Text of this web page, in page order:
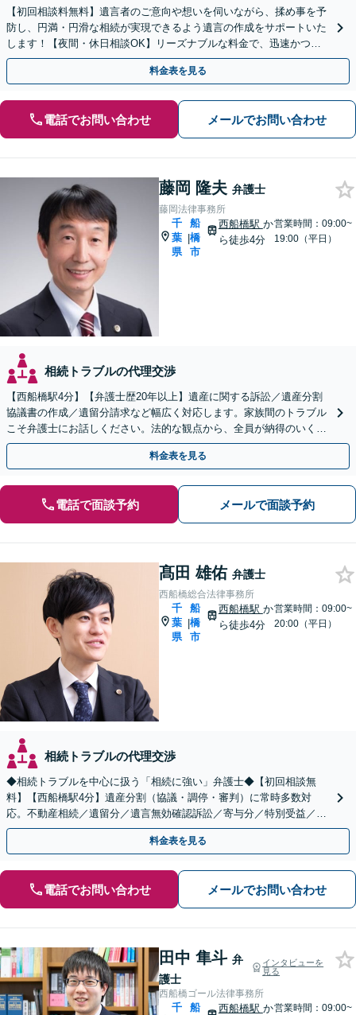
【初回相談料無料】遺言者のご意向や想いを伺いながら、揉め事を予
防し、円満・円滑な相続が実現できるよう遺言の作成をサポートいた
します！【夜間・休日相談OK】リーズナブルな料金で、迅速かつス
ピーディーにまごころを持って対応させて頂きます。
料金表を見る
電話でお問い合わせ メールでお問い合わせ
藤岡 隆夫 弁護士
藤岡法律事務所
千
葉
県
|
船
橋
市
西船橋駅 か
ら徒歩4分
営業時間：09:00~
19:00（平日）
相続トラブルの代理交渉
【西船橋駅4分】【弁護士歴20年以上】遺産に関する訴訟／遺産分割
協議書の作成／遺留分請求など幅広く対応します。家族間のトラブル
こそ弁護士にお話しください。法的な観点から、全員が納得のいく解
決へ尽力いたします【土日相談可能】
料金表を見る
電話で面談予約 メールで面談予約
髙田 雄佑 弁護士
西船橋総合法律事務所
千
葉
県
|
船
橋
市
西船橋駅 か
ら徒歩4分
営業時間：09:00~
20:00（平日）
相続トラブルの代理交渉
◆相続トラブルを中心に扱う「相続に強い」弁護士◆【初回相談無
料】【西船橋駅4分】遺産分割（協議・調停・審判）に常時多数対
応。不動産相続／遺留分／遺言無効確認訴訟／寄与分／特別受益／使
途不明金など複雑な案件もお任せください【夜間・土日相談◎】
料金表を見る
電話でお問い合わせ メールでお問い合わせ
田中 隼斗 弁
護士
インタビューを
見る
西船橋ゴール法律事務所
千
船
西船橋駅 か営業時間：09:00~